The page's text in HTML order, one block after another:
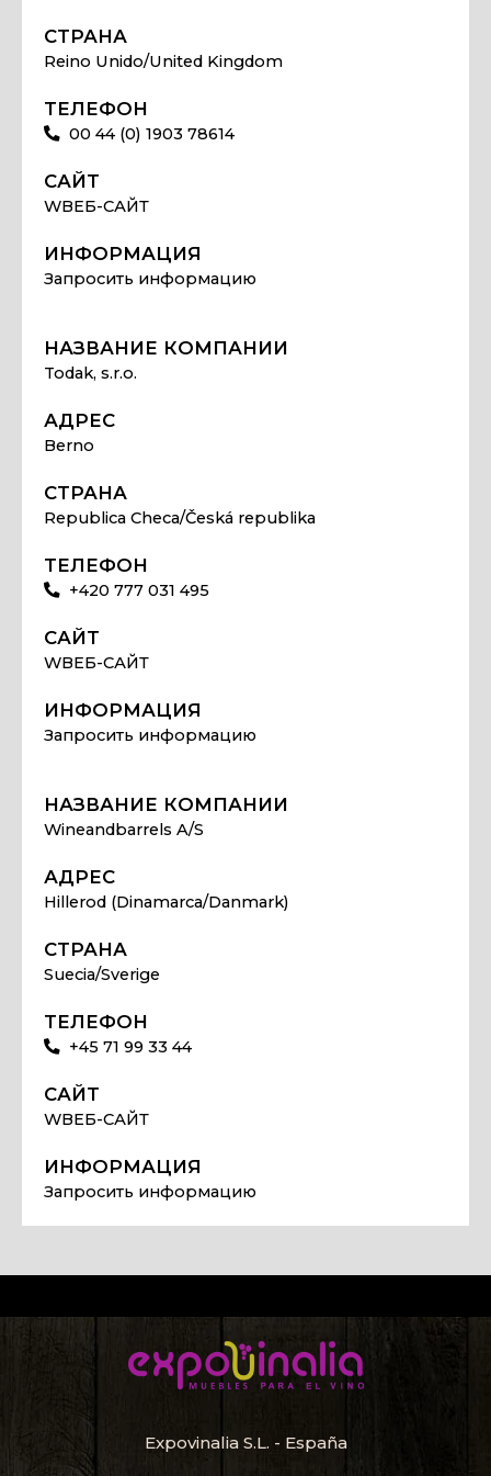
СТРАНА
Reino Unido/United Kingdom
ТЕЛЕФОН
00 44 (0) 1903 78614
САЙТ
WВЕБ-САЙТ
ИНФОРМАЦИЯ
Запросить информацию
НАЗВАНИЕ КОМПАНИИ
Todak, s.r.o.
АДРЕС
Berno
СТРАНА
Republica Checa/Česká republika
ТЕЛЕФОН
+420 777 031 495
САЙТ
WВЕБ-САЙТ
ИНФОРМАЦИЯ
Запросить информацию
НАЗВАНИЕ КОМПАНИИ
Wineandbarrels A/S
АДРЕС
Hillerod (Dinamarca/Danmark)
СТРАНА
Suecia/Sverige
ТЕЛЕФОН
+45 71 99 33 44
САЙТ
WВЕБ-САЙТ
ИНФОРМАЦИЯ
Запросить информацию
Expovinalia S.L. - España